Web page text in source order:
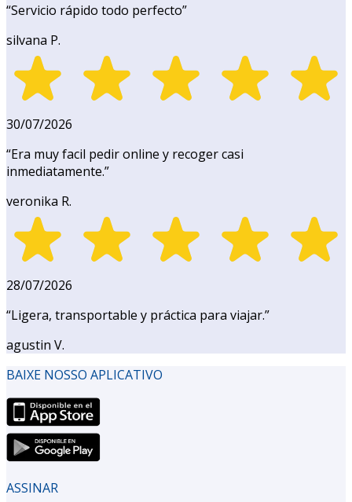
“Servicio rápido todo perfecto”
silvana P.
30/07/2026
“Era muy facil pedir online y recoger casi
inmediatamente.”
veronika R.
28/07/2026
“Ligera, transportable y práctica para viajar.”
agustin V.
BAIXE NOSSO APLICATIVO
ASSINAR